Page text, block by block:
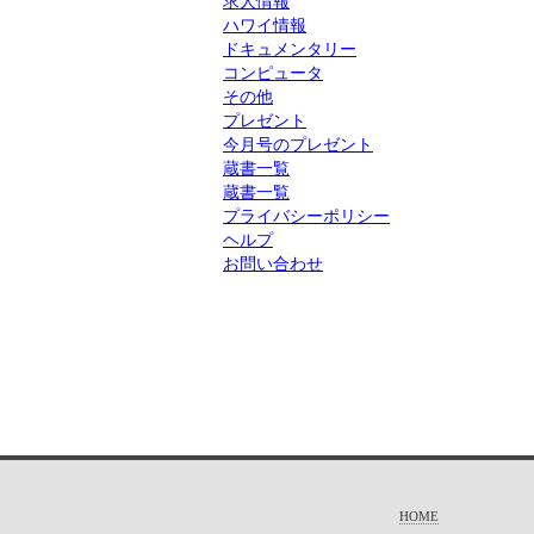
ハワイ情報
ドキュメンタリー
コンピュータ
その他
プレゼント
今月号のプレゼント
蔵書一覧
蔵書一覧
プライバシーポリシー
ヘルプ
お問い合わせ
HOME